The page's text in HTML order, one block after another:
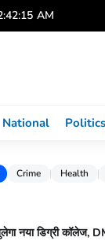
AM
National Politics
Crime Health
नया डिग्री कॉलेज,